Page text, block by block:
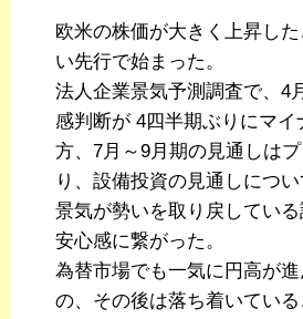
欧米の株価が大きく上昇し
い先行で始まった。
法人企業景気予測調査で、4
感判断が 4四半期ぶりにマイ
方、7月～9月期の見通しは
り、設備投資の見通しについ
景気が勢いを取り戻してい
安心感に繋がった。
為替市場でも一気に円高が
の、その後は落ち着いてい